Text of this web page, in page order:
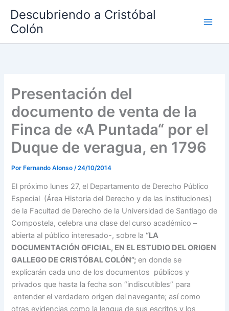
contenido
Descubriendo a Cristóbal
Colón
Presentación del
documento de venta de la
Finca de «A Puntada“ por el
Duque de veragua, en 1796
Por Fernando Alonso/24/10/2014
El próximo lunes 27, el Departamento de Derecho Público
Especial (Área Historia del Derecho y de las instituciones)
de la Facultad de Derecho de la Universidad de Santiago de
Compostela, celebra una clase del curso académico –
abierta al público interesado-, sobre la “LA
DOCUMENTACIÓN OFICIAL, EN EL ESTUDIO DEL ORIGEN
GALLEGO DE CRISTÓBAL COLÓN”; en donde se
explicarán cada uno de los documentos públicos y
privados que hasta la fecha son “indiscutibles” para
entender el verdadero origen del navegante; así como
otras evidencias como la lengua de sus escritos y los